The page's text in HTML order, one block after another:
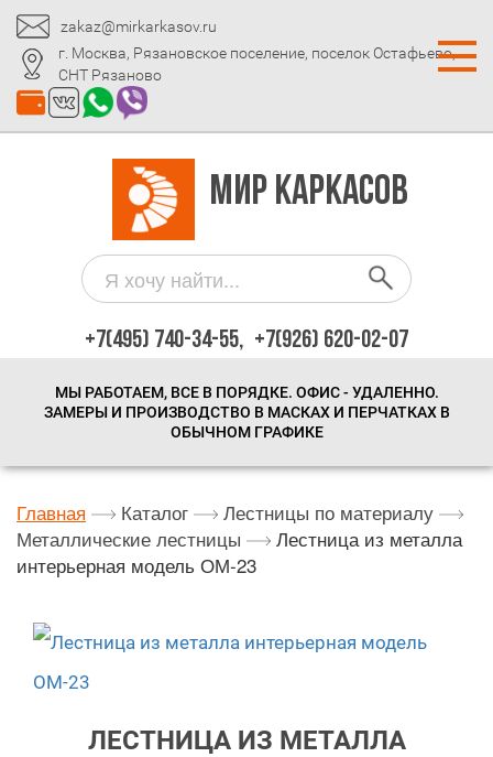
zakaz@mirkarkasov.ru
г. Москва, Рязановское поселение, поселок Остафьево,
СНТ Рязаново
МИР КАРКАСОВ
+7(495) 740-34-55, +7(926) 620-02-07
МЫ РАБОТАЕМ, ВСЕ В ПОРЯДКЕ. ОФИС - УДАЛЕННО.
ЗАМЕРЫ И ПРОИЗВОДСТВО В МАСКАХ И ПЕРЧАТКАХ В
ОБЫЧНОМ ГРАФИКЕ
Главная Каталог
Лестницы по материалу
Металлические лестницы
Лестница из металла
интерьерная модель ОМ-23
ЛЕСТНИЦА ИЗ МЕТАЛЛА